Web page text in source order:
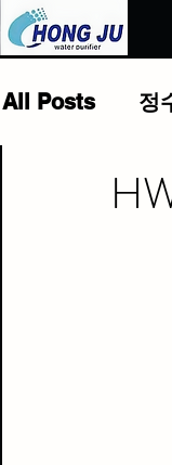
.
All Posts 정